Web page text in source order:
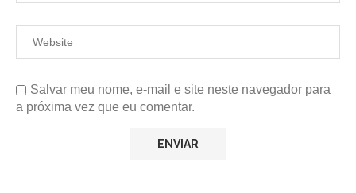
Salvar meu nome, e-mail e site neste navegador para
a próxima vez que eu comentar.